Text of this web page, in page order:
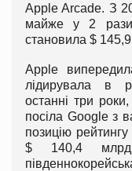
Apple Arcade. З
майже у 2 рази
становила $
Apple
лідирувала в
останні три
посіла Google з
позицію
$ 140,4 млрд.